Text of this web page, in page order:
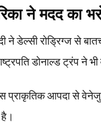
ने मदद का
ने डेल्सी रोड्रिग्ज से
डोनाल्ड ट्रंप ने
प्राकृतिक आपदा से